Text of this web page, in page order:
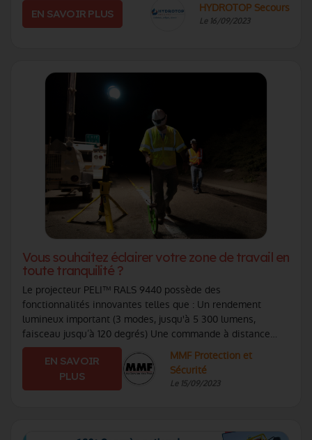
EN SAVOIR PLUS HYDROTOP Secours
Le 16/09/2023
Vous souhaitez éclairer votre zone de travail en
toute tranquilité ?
Le projecteur PELI™ RALS 9440 possède des
fonctionnalités innovantes telles que : Un rendement
lumineux important (3 modes, jusqu'à 5 300 lumens,
faisceau jusqu’à 120 degrés) Une commande à distance
EN SAVOIR
PLUS
MMF Protection et
Sécurité
Le 15/09/2023